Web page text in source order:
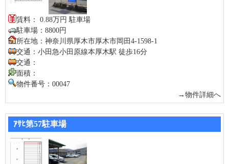
賃料： 0.88万円 駐車場
駐車場：8800円
所在地：神奈川県厚木市厚木市岡田4-1598-1
交通：小田急小田原線本厚木駅 徒歩16分
交通：
面積：
物件番号：00047
→物件詳細へ
ｱｻﾋ第57駐車場